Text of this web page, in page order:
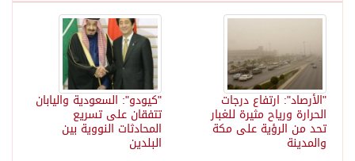
"كيودو": السعودية واليابان
تتفقان على تسريع
المحادثات النووية بين
البلدين
"الأرصاد": ارتفاع درجات
الحرارة ورياح مثيرة للغبار
تحد من الرؤية على مكة
والمدينة